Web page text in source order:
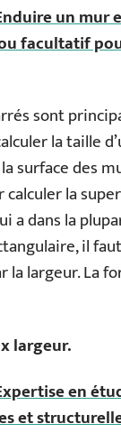
un mur
facultatif
sont
la taille
surface des
calculer la
a dans la
il
la largeur. La
largeur.
en
et